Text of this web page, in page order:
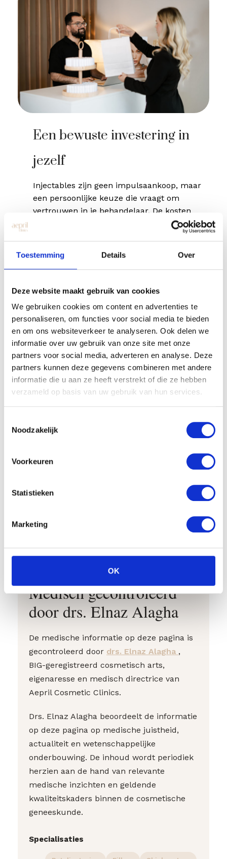
Toestemming Details Over
Deze website maakt gebruik van cookies
We gebruiken cookies om content en advertenties te
personaliseren, om functies voor social media te bieden
en om ons websiteverkeer te analyseren. Ook delen we
informatie over uw gebruik van onze site met onze
partners voor social media, adverteren en analyse. Deze
partners kunnen deze gegevens combineren met andere
informatie die u aan ze heeft verstrekt of die ze hebben
verzameld op basis van uw gebruik van hun services.
Noodzakelijk
Voorkeuren
Statistieken
Marketing
OK
Een bewuste investering in
jezelf
Injectables zijn geen impulsaankoop, maar
een persoonlijke keuze die vraagt om
vertrouwen in je behandelaar. De kosten
spelen daarin natuurlijk een rol, maar
prijs, maar vooral op ervaring, veiligheid en
zorgvuldigheid en eerlijk advies, zodat jij
kunt investeren in een resultaat dat bij je
past, met een goed gevoel.
boek jouw gratis consult
BIG-geregistreerd
directrice
“Soms is geen
MEDISCH GECONTROLEERD
Medisch gecontroleerd
door drs. Elnaz Alagha
De medische informatie op deze pagina is
gecontroleerd door drs. Elnaz Alagha ,
BIG-geregistreerd cosmetisch arts,
eigenaresse en medisch directrice van
Aepril Cosmetic Clinics.
Drs. Elnaz Alagha beoordeelt de informatie
op deze pagina op medische juistheid,
actualiteit en wetenschappelijke
onderbouwing. De inhoud wordt periodiek
herzien aan de hand van relevante
medische inzichten en geldende
kwaliteitskaders binnen de cosmetische
geneeskunde.
Specialisaties